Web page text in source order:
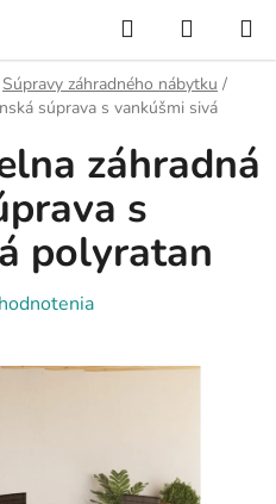
Hľadať
KOŠÍK
Súpravy záhradného nábytku /
súprava s vankúšmi sivá
záhradná
s
polyratan